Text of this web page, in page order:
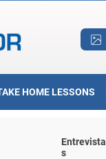
HOME LESSONS
Entrevista
s